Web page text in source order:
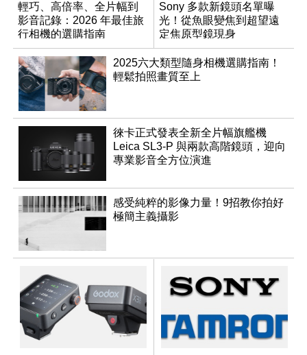
輕巧、高倍率、全片幅到
影音記錄：2026 年最佳旅
行相機的選購指南
Sony 多款新鏡頭名單曝
光！從魚眼變焦到超望遠
定焦原型鏡現身
2025六大類型隨身相機選購指南！
輕鬆拍照畫質至上
徠卡正式發表全新全片幅旗艦機
Leica SL3-P 與兩款高階鏡頭，迎向
專業影音全方位演進
感受純粹的影像力量！9招教你拍好
極簡主義攝影